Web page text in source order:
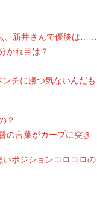
、新井さんで優勝は……
かれ目は？
チに勝つ気ないんだも
？
の言葉がカープに突き
ポジションコロコロの